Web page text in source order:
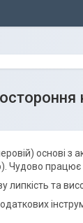
основі
Чудово працює
та